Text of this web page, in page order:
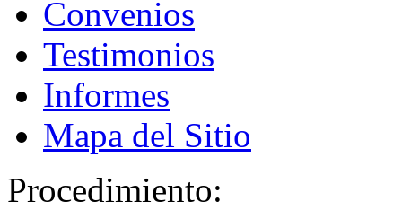
Convenios
Testimonios
Informes
Mapa del Sitio
Procedimiento: